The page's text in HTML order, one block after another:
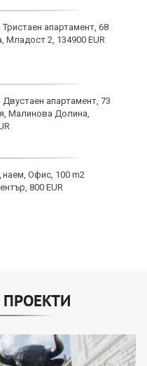
апартамент, 68
Младост 2, 134900 EUR
апартамент, 73
Малинова Долина,
наем, Офис, 100 m2
800 EUR